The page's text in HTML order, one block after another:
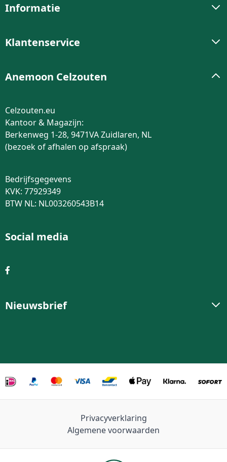
Informatie
Klantenservice
Anemoon Celzouten
Celzouten.eu
Kantoor & Magazijn:
Berkenweg 1-28, 9471VA Zuidlaren, NL
(bezoek of afhalen op afspraak)
Bedrijfsgegevens
KVK: 77929349
BTW NL: NL003260543B14
Social media
Nieuwsbrief
Privacyverklaring
Algemene voorwaarden